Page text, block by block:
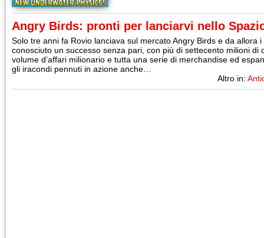
Angry Birds: pronti per lanciarvi nello
Solo tre anni fa Rovio lanciava sul mercato Angry Birds e da allora
conosciuto un successo senza pari, con più di settecento milioni di
volume d’affari milionario e tutta una serie di merchandise ed
gli iracondi pennuti in azione anche…
Altro in: